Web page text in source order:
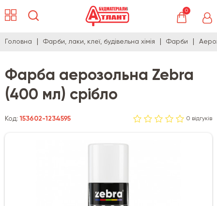
0
Головна Фарби, лаки, клеї, будівельна хімія Фарби
Фарба аерозольна Zebra
(400 мл) срібло
Код:153602-1234595 0 відгуків